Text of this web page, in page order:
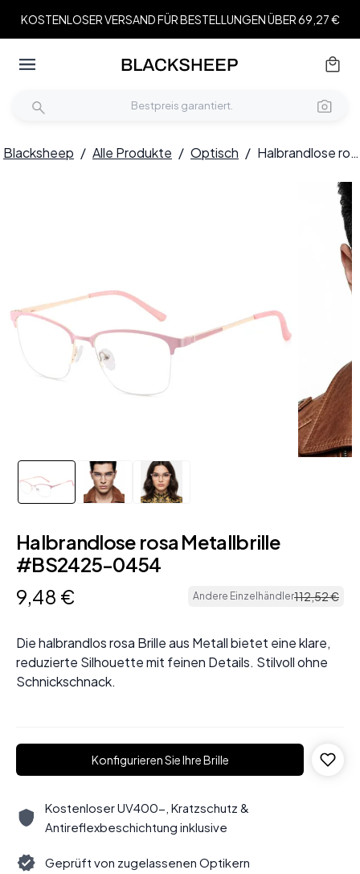
KOSTENLOSER VERSAND FÜR BESTELLUNGEN ÜBER 69,27 €
Blacksheep / Alle Produkte / Optisch / Halbrandlose rosa Metallbrille #BS2425-0454
Halbrandlose rosa Metallbrille
#BS2425-0454
9,48 € Andere Einzelhändler112,52€
Die halbrandlos rosa Brille aus Metall bietet eine klare,
reduzierte Silhouette mit feinen Details. Stilvoll ohne
Schnickschnack.
Konfigurieren Sie Ihre Brille
Kostenloser UV400-, Kratzschutz &
Antireflexbeschichtung inklusive
Geprüft von zugelassenen Optikern